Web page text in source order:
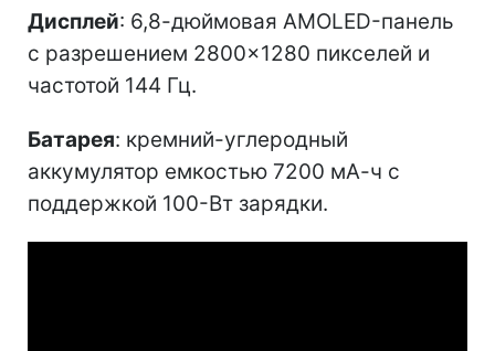
Дисплей: 6,8-дюймовая AMOLED-панель
с разрешением 2800×1280 пикселей и
частотой 144 Гц.
Батарея: кремний-углеродный
аккумулятор емкостью 7200 мА-ч с
поддержкой 100-Вт зарядки.